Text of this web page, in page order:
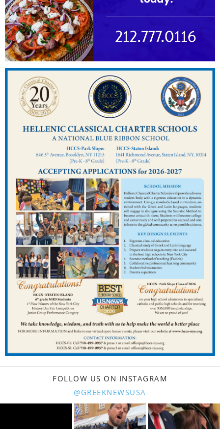
FOLLOW US ON INSTAGRAM
@GREEKNEWSUSA